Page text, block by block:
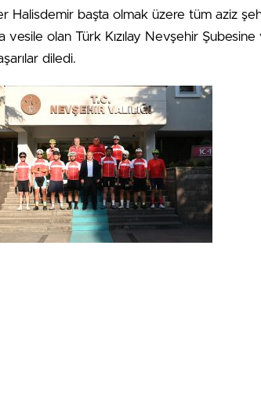
Halisdemir başta olmak üzere tüm aziz
vesile olan Türk Kızılay Nevşehir Şubesine
diledi.